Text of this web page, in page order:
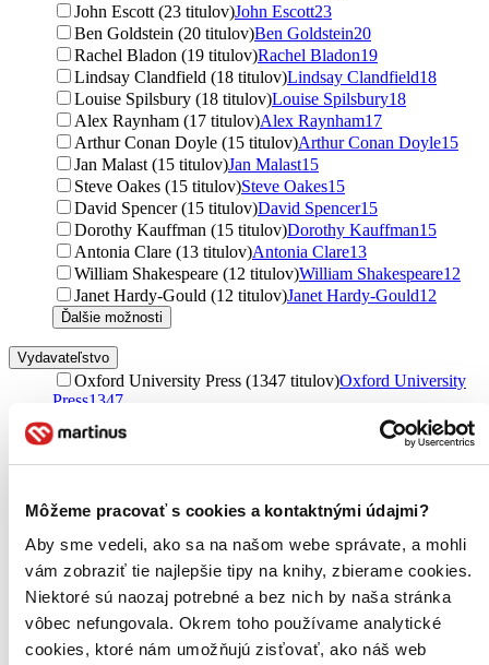
Môžeme pracovať s cookies a kontaktnými údajmi?
Aby sme vedeli, ako sa na našom webe správate, a mohli
vám zobraziť tie najlepšie tipy na knihy, zbierame cookies.
Niektoré sú naozaj potrebné a bez nich by naša stránka
vôbec nefungovala. Okrem toho používame analytické
cookies, ktoré nám umožňujú zisťovať, ako náš web
John Escott (23 titulov)John Escott23
Ben Goldstein (20 titulov)Ben Goldstein20
Rachel Bladon (19 titulov)Rachel Bladon19
Lindsay Clandfield (18 titulov)Lindsay Clandfield18
Louise Spilsbury (18 titulov)Louise Spilsbury18
Alex Raynham (17 titulov)Alex Raynham17
Arthur Conan Doyle (15 titulov)Arthur Conan Doyle15
Jan Malast (15 titulov)Jan Malast15
Steve Oakes (15 titulov)Steve Oakes15
David Spencer (15 titulov)David Spencer15
Dorothy Kauffman (15 titulov)Dorothy Kauffman15
Antonia Clare (13 titulov)Antonia Clare13
William Shakespeare (12 titulov)William Shakespeare12
Janet Hardy-Gould (12 titulov)Janet Hardy-Gould12
Ďalšie možnosti
Vydavateľstvo
Oxford University Press (1347 titulov)Oxford University
Press1347
Cambridge University Press (409 titulov)
Cambridge
University Press
MacMillan (384 titulov)MacMillan384
Grada (302 titulov)Grada 302
Klett (266 titulov)Klett 266
Univerzita Komenského Bratislava (258 titulov) Univerzita
Komenského Bratislava258
Slovenské pedagogické nakladateľstvo - Mladé letá (197
titulov)Slovenské pedagogické nakladateľstvo - Mladé
letá197